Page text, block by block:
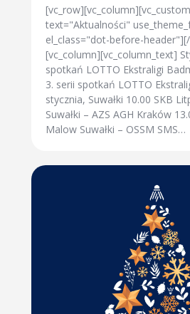
text="Aktualności"
el_class="dot-before-
[vc_column][vc_column_text]
spotkań LOTTO Ekstraligi
3. serii spotkań LOTTO
stycznia, Suwałki 10.00 SKB
Suwałki – AZS AGH Kraków
Malow Suwałki – OSSM SMS…